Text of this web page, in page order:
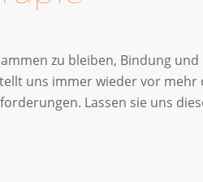
zu bleiben, Bindung und
uns immer wieder vor mehr
Lassen sie uns